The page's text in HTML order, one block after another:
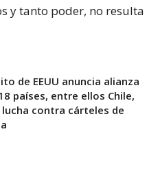
y tanto poder, no resulta
de EEUU anuncia alianza
países, entre ellos Chile,
lucha contra cárteles de